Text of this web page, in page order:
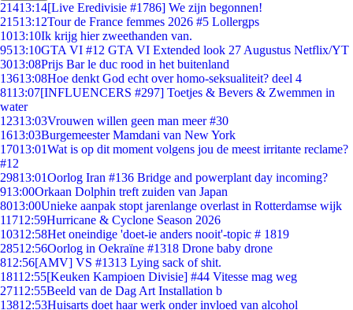
21413:14[Live Eredivisie #1786] We zijn begonnen!
21513:12Tour de France femmes 2026 #5 Lollergps
1013:10Ik krijg hier zweethanden van.
9513:10GTA VI #12 GTA VI Extended look 27 Augustus Netflix/YT
3013:08Prijs Bar le duc rood in het buitenland
13613:08Hoe denkt God echt over homo-seksualiteit? deel 4
8113:07[INFLUENCERS #297] Toetjes & Bevers & Zwemmen in
water
12313:03Vrouwen willen geen man meer #30
1613:03Burgemeester Mamdani van New York
17013:01Wat is op dit moment volgens jou de meest irritante reclame?
#12
29813:01Oorlog Iran #136 Bridge and powerplant day incoming?
913:00Orkaan Dolphin treft zuiden van Japan
8013:00Unieke aanpak stopt jarenlange overlast in Rotterdamse wijk
11712:59Hurricane & Cyclone Season 2026
10312:58Het oneindige 'doet-ie anders nooit'-topic # 1819
28512:56Oorlog in Oekraïne #1318 Drone baby drone
812:56[AMV] VS #1313 Lying sack of shit.
18112:55[Keuken Kampioen Divisie] #44 Vitesse mag weg
27112:55Beeld van de Dag Art Installation b
13812:53Huisarts doet haar werk onder invloed van alcohol